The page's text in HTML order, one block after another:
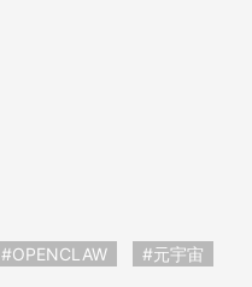
#OPENCLAW #元宇宙